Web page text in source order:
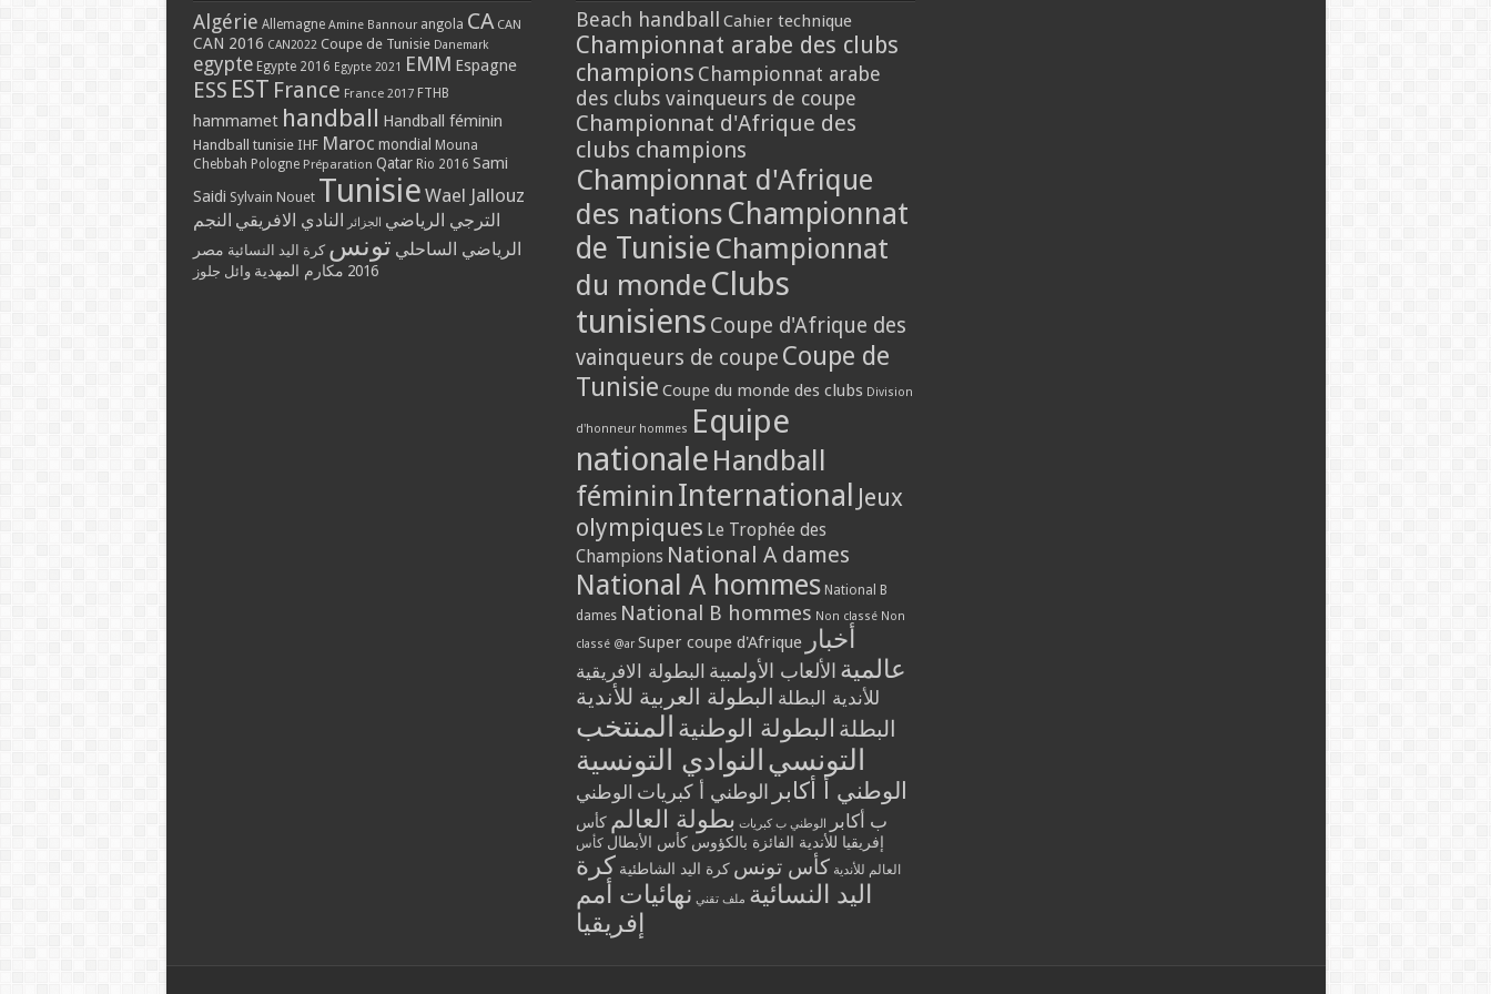
Algérie Allemagne Amine Bannour angola CA CAN
CAN 2016 CAN2022 Coupe de Tunisie Danemark
egypte Egypte 2016 Egypte 2021 EMM Espagne
ESS EST France France 2017 FTHB
hammamet handball Handball féminin
Handball tunisie IHF Maroc mondial Mouna
Chebbah Pologne Préparation Qatar Rio 2016 Sami
Saidi Sylvain Nouet Tunisie Wael Jallouz
الترجي الرياضي الجزائر النادي الافريقي النجم
الرياضي الساحلي تونس كرة اليد النسائية مصر
2016 مكارم المهدية وائل جلوز
Beach handball Cahier technique
Championnat arabe des clubs
champions Championnat arabe
des clubs vainqueurs de coupe
Championnat d'Afrique des
clubs champions
Championnat d'Afrique
des nations Championnat
de Tunisie Championnat
du monde Clubs
tunisiens Coupe d'Afrique des
vainqueurs de coupe Coupe de
Tunisie Coupe du monde des clubs Division
d'honneur hommes Equipe
nationale Handball
féminin International Jeux
olympiques Le Trophée des
Champions National A dames
National A hommes National B
dames National B hommes Non classé Non
classé @ar Super coupe d'Afrique أخبار
عالمية الألعاب الأولمبية البطولة الافريقية
للأندية البطلة البطولة العربية للأندية
البطلة البطولة الوطنية المنتخب
التونسي النوادي التونسية
الوطني أ أكابر الوطني أ كبريات الوطني
ب أكابر
الوطني ب كبريات بطولة العالم كأس
إفريقيا للأندية الفائزة بالكؤوس كأس الأبطال كأس
العالم للأندية كأس تونس كرة اليد الشاطئية كرة
اليد النسائية ملف تقني نهائيات أمم
إفريقيا